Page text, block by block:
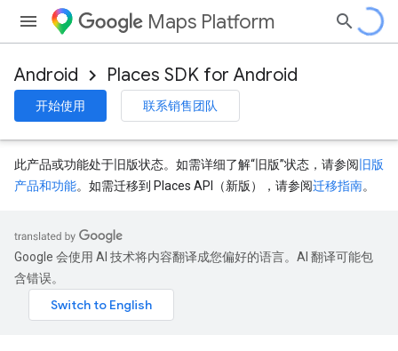
Maps Platform
Android Places SDK for Android
开始使用 联系销售团队
此产品或功能处于旧版状态。如需详细了解“旧版”状态，请参阅 旧版
产品和功能。如需迁移到 Places API（新版），请参阅迁移指南。
Google 会使用 AI 技术将内容翻译成您偏好的语言。AI 翻译可能包
含错误。